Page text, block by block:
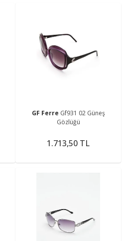
GF Ferre Gf931 02 Güneş
Gözlüğü
1.713,50 TL